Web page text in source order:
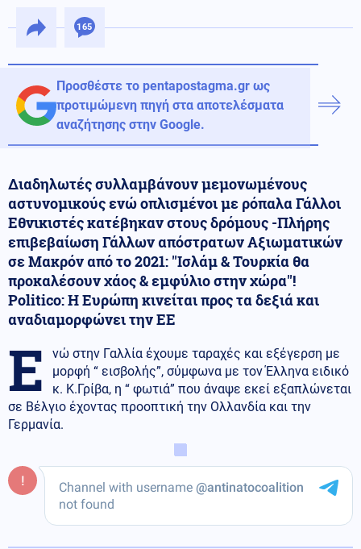
165
Προσθέστε το pentapostagma.gr ως
προτιμώμενη πηγή στα αποτελέσματα
αναζήτησης στην Google.
Διαδηλωτές συλλαμβάνουν μεμονωμένους
αστυνομικούς ενώ οπλισμένοι με ρόπαλα Γάλλοι
Εθνικιστές κατέβηκαν στους δρόμους -Πλήρης
επιβεβαίωση Γάλλων απόστρατων Αξιωματικών
σε Μακρόν από το 2021: ''Ισλάμ & Τουρκία θα
προκαλέσουν χάος & εμφύλιο στην χώρα''!
Politico: Η Ευρώπη κινείται προς τα δεξιά και
αναδιαμορφώνει την ΕΕ
Ε
νώ στην Γαλλία έχουμε ταραχές και εξέγερση με
μορφή “ εισβολής”, σύμφωνα με τον Έλληνα ειδικό
κ. Κ.Γρίβα, η “ φωτιά” που άναψε εκεί εξαπλώνεται
σε Βέλγιο έχοντας προοπτική την Ολλανδία και την
Γερμανία.